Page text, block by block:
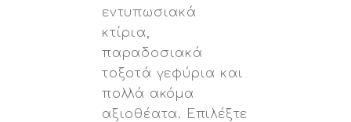
εντυπωσιακά
κτίρια,
παραδοσιακά
τοξοτά γεφύρια και
πολλά ακόμα
αξιοθέατα. Επιλέξτε